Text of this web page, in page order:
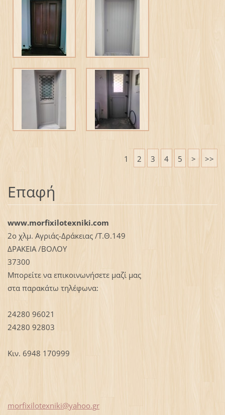
1 2 3 4 5 > >>
Επαφή
www.morfixilotexniki.com
2ο χλμ. Αγριάς-Δράκειας /Τ.Θ.149
ΔΡΑΚΕΙΑ /ΒΟΛΟΥ
37300
Μπορείτε να επικοινωνήσετε μαζί μας
στα παρακάτω τηλέφωνα:
24280 96021
24280 92803
Κιν. 6948 170999
morfixilotexniki@yahoo.gr